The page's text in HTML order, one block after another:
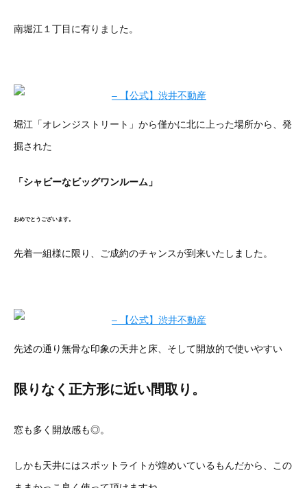
南堀江１丁目に有りました。
堀江「オレンジストリート」から僅かに北に上った場所から、発
掘された
「シャビーなビッグワンルーム」
おめでとうございます。
先着一組様に限り、ご成約のチャンスが到来いたしました。
先述の通り無骨な印象の天井と床、そして開放的で使いやすい
限りなく正方形に近い間取り。
窓も多く開放感も◎。
しかも天井にはスポットライトが煌めいているもんだから、この